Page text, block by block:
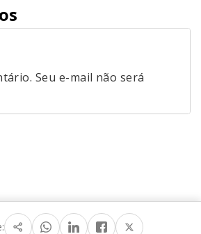
Seu e-mail não será